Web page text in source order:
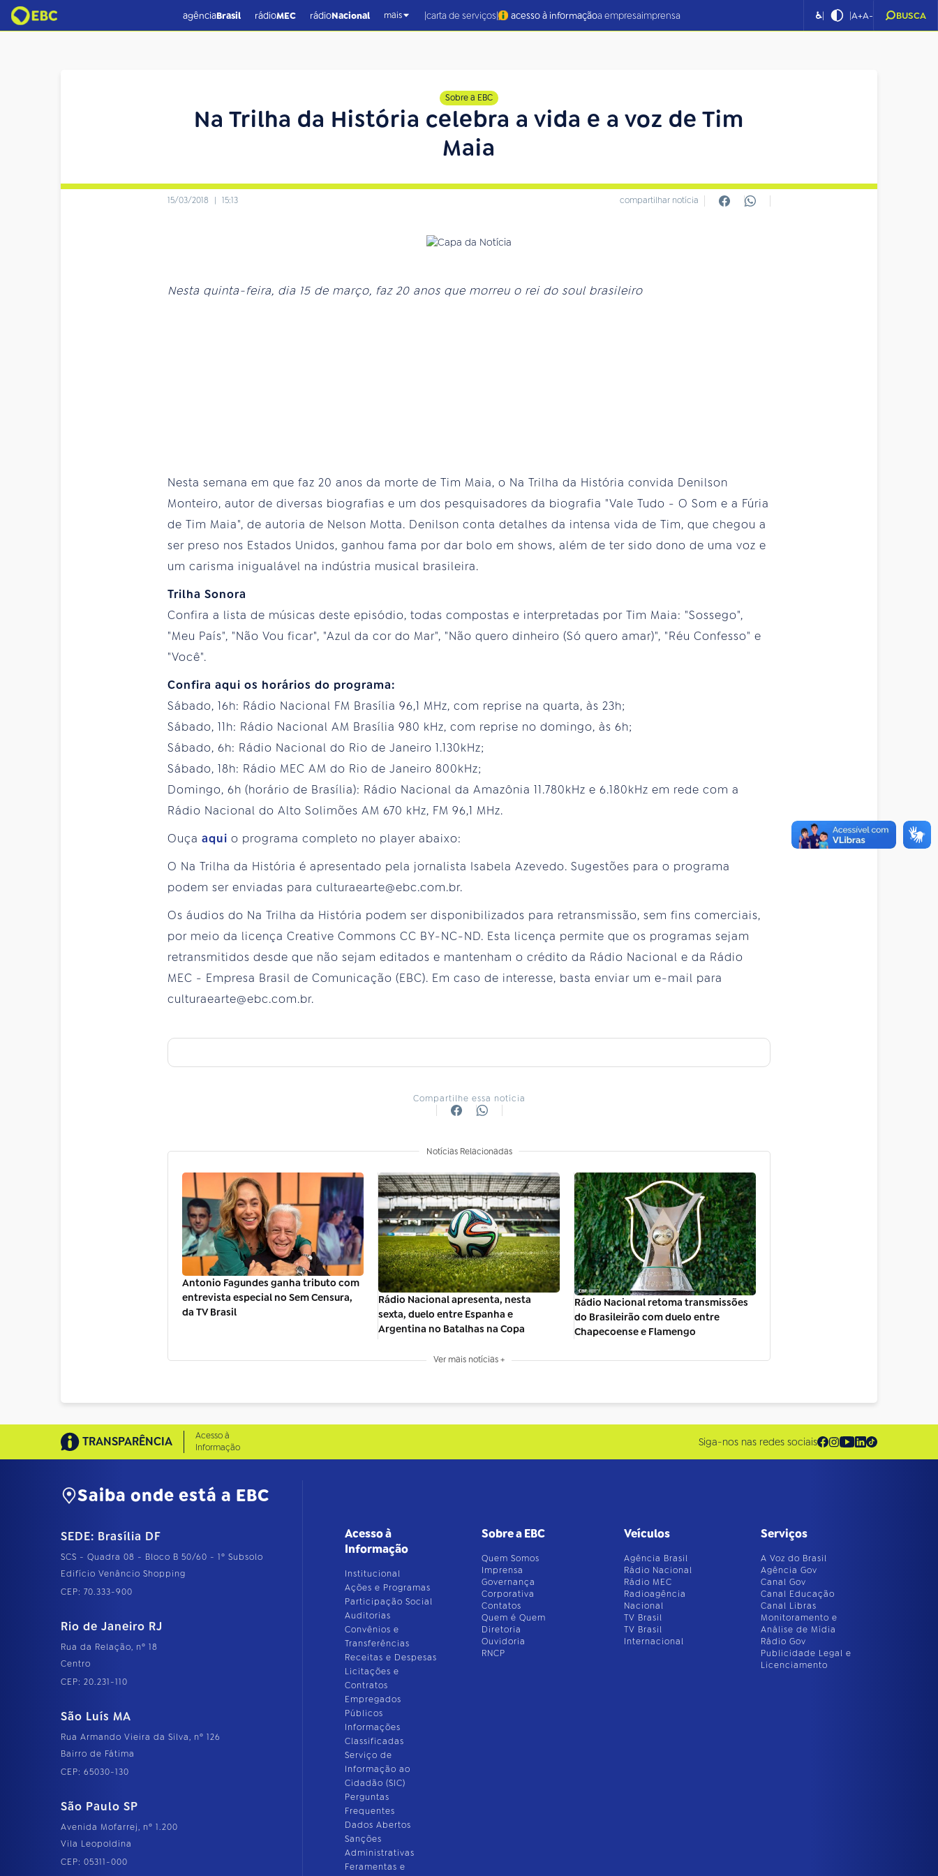
agênciaBrasil rádioMEC rádioNacional mais |carta de serviços| acesso à informaçãoa empresaimprensa ♿| |A+A- BUSCA
Sobre a EBC
Na Trilha da História celebra a vida e a voz de Tim
Maia
15/03/2018 | 15:13 compartilhar notícia
Nesta quinta-feira, dia 15 de março, faz 20 anos que morreu o rei do soul brasileiro
Nesta semana em que faz 20 anos da morte de Tim Maia, o Na Trilha da História convida Denilson
Monteiro, autor de diversas biografias e um dos pesquisadores da biografia "Vale Tudo - O Som e a Fúria
de Tim Maia", de autoria de Nelson Motta. Denilson conta detalhes da intensa vida de Tim, que chegou a
ser preso nos Estados Unidos, ganhou fama por dar bolo em shows, além de ter sido dono de uma voz e
um carisma inigualável na indústria musical brasileira.
Trilha Sonora
Confira a lista de músicas deste episódio, todas compostas e interpretadas por Tim Maia: "Sossego",
"Meu País", "Não Vou ficar", "Azul da cor do Mar", "Não quero dinheiro (Só quero amar)", "Réu Confesso" e
"Você".
Confira aqui os horários do programa:
Sábado, 16h: Rádio Nacional FM Brasília 96,1 MHz, com reprise na quarta, às 23h;
Sábado, 11h: Rádio Nacional AM Brasília 980 kHz, com reprise no domingo, às 6h;
Sábado, 6h: Rádio Nacional do Rio de Janeiro 1.130kHz;
Sábado, 18h: Rádio MEC AM do Rio de Janeiro 800kHz;
Domingo, 6h (horário de Brasília): Rádio Nacional da Amazônia 11.780kHz e 6.180kHz em rede com a
Rádio Nacional do Alto Solimões AM 670 kHz, FM 96,1 MHz.
Ouça aqui o programa completo no player abaixo:
O Na Trilha da História é apresentado pela jornalista Isabela Azevedo. Sugestões para o programa
podem ser enviadas para culturaearte@ebc.com.br.
Os áudios do Na Trilha da História podem ser disponibilizados para retransmissão, sem fins comerciais,
por meio da licença Creative Commons CC BY-NC-ND. Esta licença permite que os programas sejam
retransmitidos desde que não sejam editados e mantenham o crédito da Rádio Nacional e da Rádio
MEC - Empresa Brasil de Comunicação (EBC). Em caso de interesse, basta enviar um e-mail para
culturaearte@ebc.com.br.
Compartilhe essa notícia
Notícias Relacionadas
Antonio Fagundes ganha tributo com
entrevista especial no Sem Censura,
da TV Brasil
Rádio Nacional apresenta, nesta
sexta, duelo entre Espanha e
Argentina no Batalhas na Copa
Rádio Nacional retoma transmissões
do Brasileirão com duelo entre
Chapecoense e Flamengo
Ver mais notícias +
TRANSPARÊNCIA
Acesso à
Informação
Siga-nos nas redes sociais
Saiba onde está a EBC
SEDE: Brasília DF
SCS - Quadra 08 - Bloco B 50/60 - 1º Subsolo
Edifício Venâncio Shopping
CEP: 70.333-900
Rio de Janeiro RJ
Rua da Relação, nº 18
Centro
CEP: 20.231-110
São Luís MA
Rua Armando Vieira da Silva, nº 126
Bairro de Fátima
CEP: 65030-130
São Paulo SP
Avenida Mofarrej, nº 1.200
Vila Leopoldina
CEP: 05311-000
Acesso à
Informação
Institucional
Ações e Programas
Participação Social
Auditorias
Convênios e
Transferências
Receitas e Despesas
Licitações e
Contratos
Empregados
Públicos
Informações
Classificadas
Serviço de
Informação ao
Cidadão (SIC)
Perguntas
Frequentes
Dados Abertos
Sanções
Administrativas
Feramentas e
Sobre a EBC
Quem Somos
Imprensa
Governança
Corporativa
Contatos
Quem é Quem
Diretoria
Ouvidoria
RNCP
Veículos
Agência Brasil
Rádio Nacional
Rádio MEC
Radioagência
Nacional
TV Brasil
TV Brasil
Internacional
Serviços
A Voz do Brasil
Agência Gov
Canal Gov
Canal Educação
Canal Libras
Monitoramento e
Análise de Mídia
Rádio Gov
Publicidade Legal e
Licenciamento